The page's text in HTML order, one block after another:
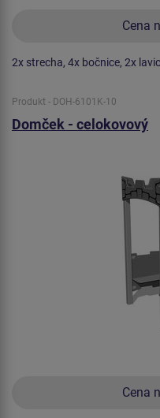
Cena
2x strecha, 4x bočnice, 2x
Produkt - DOH-6101K-10
Domček - celokovový
Cena